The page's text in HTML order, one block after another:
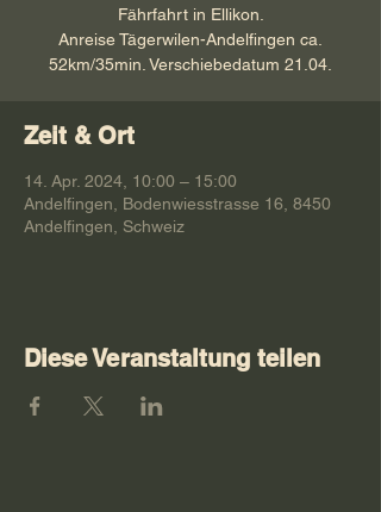
Fährfahrt in Ellikon.
Anreise Tägerwilen-Andelfingen ca.
52km/35min. Verschiebedatum 21.04.
Zeit & Ort
14. Apr. 2024, 10:00 – 15:00
Andelfingen, Bodenwiesstrasse 16, 8450
Andelfingen, Schweiz
Diese Veranstaltung teilen